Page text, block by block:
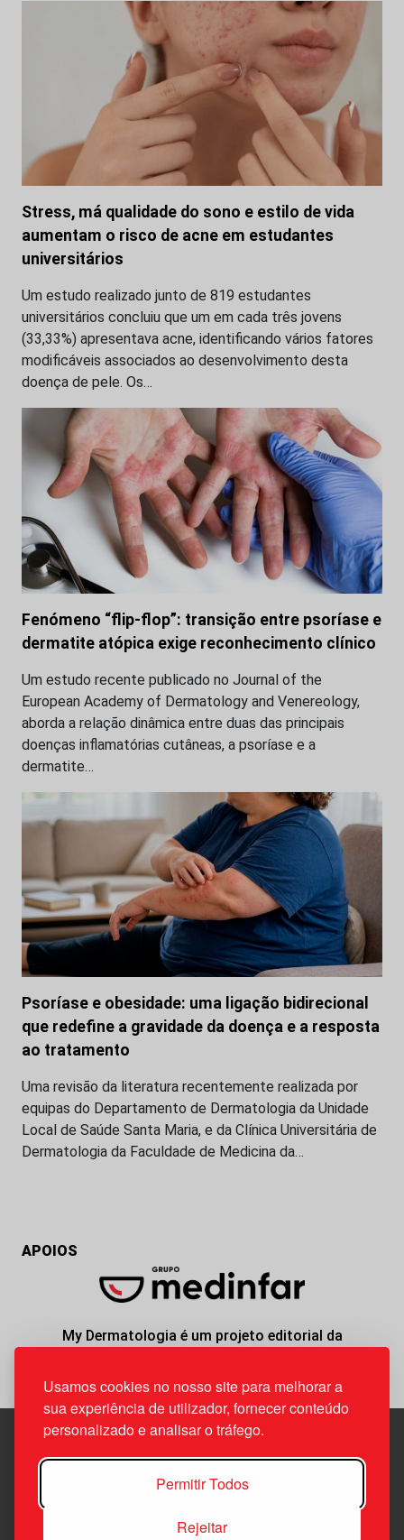
Usamos cookies no nosso site para melhorar a
sua experiência de utilizador, fornecer conteúdo
personalizado e analisar o tráfego.
Permitir Todos
Rejeitar
Stress, má qualidade do sono e estilo de vida
aumentam o risco de acne em estudantes
universitários
Um estudo realizado junto de 819 estudantes
universitários concluiu que um em cada três jovens
(33,33%) apresentava acne, identificando vários fatores
modificáveis associados ao desenvolvimento desta
doença de pele. Os…
Fenómeno “flip-flop”: transição entre psoríase e
dermatite atópica exige reconhecimento clínico
Um estudo recente publicado no Journal of the
European Academy of Dermatology and Venereology,
aborda a relação dinâmica entre duas das principais
doenças inflamatórias cutâneas, a psoríase e a
dermatite…
Psoríase e obesidade: uma ligação bidirecional
que redefine a gravidade da doença e a resposta
ao tratamento
Uma revisão da literatura recentemente realizada por
equipas do Departamento de Dermatologia da Unidade
Local de Saúde Santa Maria, e da Clínica Universitária de
Dermatologia da Faculdade de Medicina da…
APOIOS
My Dermatologia é um projeto editorial da
responsabilidade da News Farma, possível com o
Edif. Lisboa Oriente | Av. Infante D. Henrique, n.º 333H, esc.
1800-282 Lisboa | Portugal